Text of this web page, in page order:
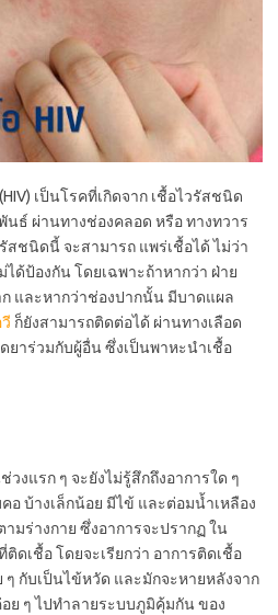
เป็นโรคที่เกิดจาก เชื้อไวรัสชนิด
ธ์ ผ่านทางช่องคลอด หรือ ทางทวาร
สชนิดนี้ จะสามารถ แพร่เชื้อได้ ไม่ว่า
ด้ป้องกัน โดยเฉพาะถ้าหากว่า ฝ่าย
และหากว่าช่องปากนั้น มีบาดแผล
ก็ยังสามารถติดต่อได้ ผ่านทางเลือด
าร่วมกับผู้อื่น ซึ่งเป็นพาหะนำเชื้อ
วงแรก ๆ จะยังไม่รู้สึกถึงอาการใด ๆ
อ บ้างเล็กน้อย มีไข้ และต่อมน้ำเหลือง
มร่างกาย ซึ่งอาการจะปรากฏ ใน
ดเชื้อ โดยจะเรียกว่า อาการติดเชื้อ
ๆ กับเป็นไข้หวัด และมักจะหายหลังจาก
ย ๆ ไปทำลายระบบภูมิคุ้มกัน ของ